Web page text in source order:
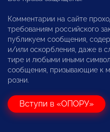
Комментарии на сайте
требованиям российского
публикуем сообщения,
и/или оскорбления, даже в
тире и любыми иными
сообщения, призывающие к
розни.
Вступи в «ОПОРУ»